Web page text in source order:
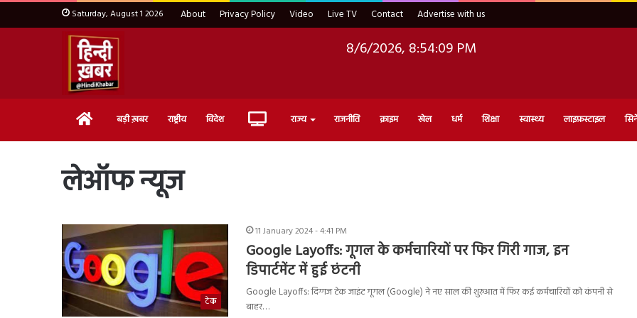
Saturday, August 1 2026 About Privacy Policy Video Live TV Contact Advertise with us
8/6/2026, 8:54:10 PM
Home बड़ी ख़बर राष्ट्रीय विदेश Live राज्य राजनीति क्राइम खेल धर्म शिक्षा स्वास्थ्य लाइफ़स्टाइल
लेऑफ न्यूज
टेक
11 January 2024 - 4:41 PM
Google Layoffs: गूगल के कर्मचारियों पर फिर गिरी गाज, इन
डिपार्टमेंट में हुई छंटनी
Google Layoffs: दिग्गज टेक जाइंट गूगल (Google) ने नए साल की शुरुआत में फिर कई कर्मचारियों को कंपनी से
बाहर…